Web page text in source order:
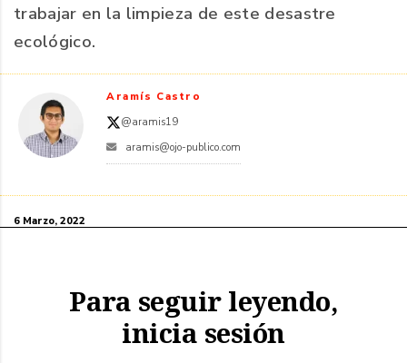
trabajar en la limpieza de este desastre
ecológico.
Aramís Castro
@aramis19
aramis@ojo-publico.com
6 Marzo, 2022
Para seguir leyendo,
inicia sesión